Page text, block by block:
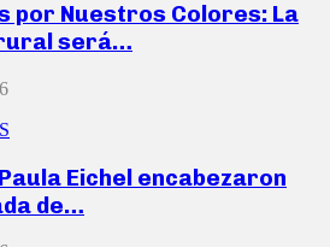
por Nuestros Colores: La
será…
Eichel encabezaron
de…